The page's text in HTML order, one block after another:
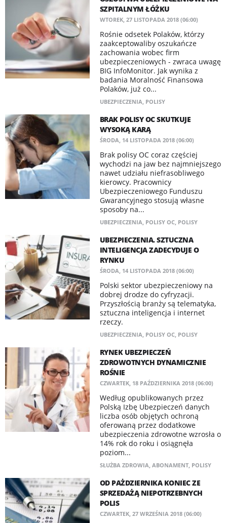
SZPITALNYM ŁÓŻKU
WTOREK, 27 LISTOPADA 2018 (06:00)
Rośnie odsetek Polaków, którzy
zaakceptowaliby oszukańcze
zachowania wobec firm
ubezpieczeniowych - zwraca uwagę
BIG InfoMonitor. Jak wynika z
badania Moralność Finansowa
Polaków, już co...
UBEZPIECZENIA, POLISY
BRAK POLISY OC SKUTKUJE
WYSOKĄ KARĄ
ŚRODA, 14 LISTOPADA 2018 (06:00)
Brak polisy OC coraz częściej
wychodzi na jaw bez najmniejszego
nawet udziału niefrasobliwego
kierowcy. Pracownicy
Ubezpieczeniowego Funduszu
Gwarancyjnego stosują własne
sposoby na...
UBEZPIECZENIA, POLISY OC, POLISY
UBEZPIECZENIA. SZTUCZNA
INTELIGENCJA ZADECYDUJE O
RYNKU
ŚRODA, 14 LISTOPADA 2018 (06:00)
Polski sektor ubezpieczeniowy na
dobrej drodze do cyfryzacji.
Przyszłością branży są telematyka,
sztuczna inteligencja i internet
rzeczy.
UBEZPIECZENIA, POLISY OC, POLISY
RYNEK UBEZPIECZEŃ
ZDROWOTNYCH DYNAMICZNIE
ROŚNIE
CZWARTEK, 18 PAŹDZIERNIKA 2018 (06:00)
Według opublikowanych przez
Polską Izbę Ubezpieczeń danych
liczba osób objętych ochroną
oferowaną przez dodatkowe
ubezpieczenia zdrowotne wzrosła o
14% rok do roku i osiągnęła
poziom...
SŁUŻBA ZDROWIA, ABONAMENT, POLISY
OD PAŻDZIERNIKA KONIEC ZE
SPRZEDAŻĄ NIEPOTRZEBNYCH
POLIS
CZWARTEK, 27 WRZEŚNIA 2018 (06:00)